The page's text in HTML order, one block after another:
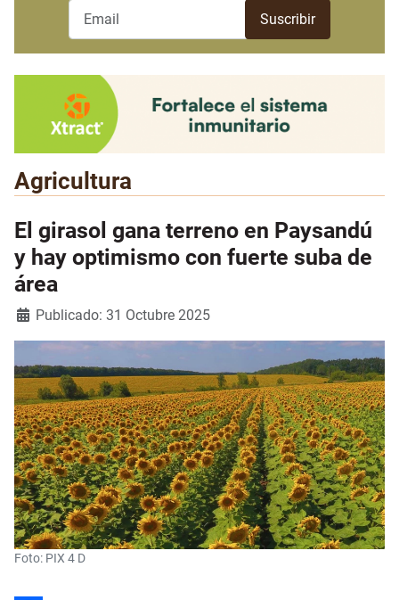
Agricultura
El girasol gana terreno en Paysandú
y hay optimismo con fuerte suba de
área
Detalles
Publicado: 31 Octubre 2025
Foto: PIX 4 D